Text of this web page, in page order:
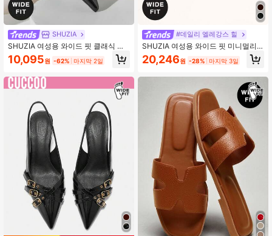
770K 팔로워
SHUZIA
SHUZIA 여성용 와이드 핏 클래식 우
아한 뾰족한 발가락 스틸레토 펌프스
발렌타인 데이 와이드 핏
10,095원 -62% 마지막 2일
#데일리 엘레강스 힐
SHUZIA 여성용 와이드 핏 미니멀리
스트 우아한 스틸레토 슬립온 힐 샌들
20,246원 -28% 마지막 3일